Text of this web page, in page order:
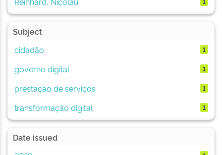
Subject
cidadão
1
governo digital 1
prestação de serviços 1
transformação digital 1
Date issued